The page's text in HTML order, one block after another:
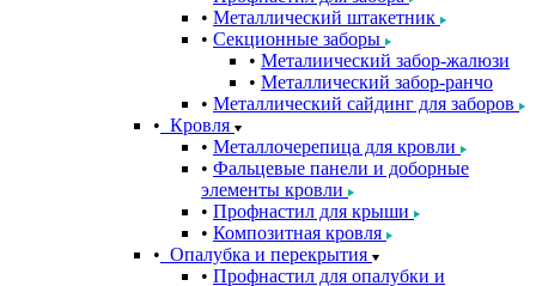
Металлический штакетник
Секционные заборы
Металиический забор-жалюзи
Металлический забор-ранчо
Металлический сайдинг для заборов
Кровля
Металлочерепица для кровли
Фальцевые панели и доборные
элементы кровли
Профнастил для крыши
Композитная кровля
Опалубка и перекрытия
Профнастил для опалубки и